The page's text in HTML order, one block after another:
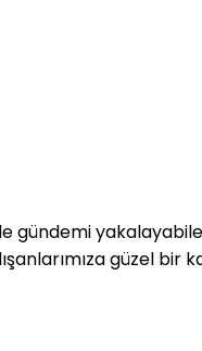
gündemi
güzel bir